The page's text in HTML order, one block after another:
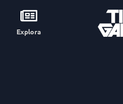
Explora